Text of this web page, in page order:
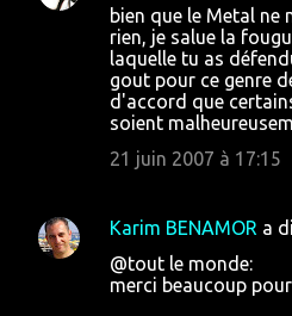
bien que le Metal ne
rien, je salue la
laquelle tu as
gout pour ce genre
d'accord que
soient
21 juin 2007 à 17:15
Karim BENAMOR a
@tout le monde:
merci beaucoup